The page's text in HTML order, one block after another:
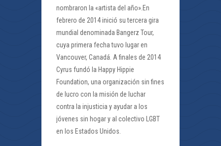
nombraron la «artista del año».En
febrero de 2014 inició su tercera gira
mundial denominada Bangerz Tour,
cuya primera fecha tuvo lugar en
Vancouver, Canadá. A finales de 2014
Cyrus fundó la Happy Hippie
Foundation, una organización sin fines
de lucro con la misión de luchar
contra la injusticia y ayudar a los
jóvenes sin hogar y al colectivo LGBT
en los Estados Unidos.